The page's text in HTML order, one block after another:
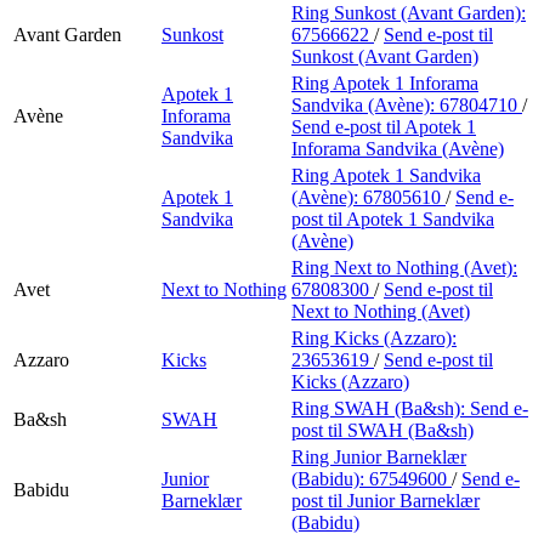
Avant Garden Sunkost
Ring Sunkost (Avant Garden):
67566622 / Send e-post til
Sunkost (Avant Garden)
Avène
Apotek 1
Inforama
Sandvika
Ring Apotek 1 Inforama
Sandvika (Avène): 67804710 /
Send e-post til Apotek 1
Inforama Sandvika (Avène)
Apotek 1
Sandvika
Ring Apotek 1 Sandvika
(Avène): 67805610 / Send e-
post til Apotek 1 Sandvika
(Avène)
Avet Next to Nothing
Ring Next to Nothing (Avet):
67808300 / Send e-post til
Next to Nothing (Avet)
Azzaro Kicks
Ring Kicks (Azzaro):
23653619 / Send e-post til
Kicks (Azzaro)
Ba&sh
SWAH
Ring SWAH (Ba&sh): Send e-
post til SWAH (Ba&sh)
Babidu
Junior
Barneklær
Ring Junior Barneklær
(Babidu): 67549600 / Send e-
post til Junior Barneklær
(Babidu)